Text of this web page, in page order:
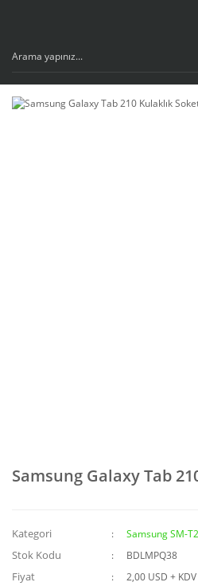
Samsung Galaxy Tab
Kategori Samsung SM-
Stok Kodu BDLMPQ38
Fiyat
2,00 USD + KDV